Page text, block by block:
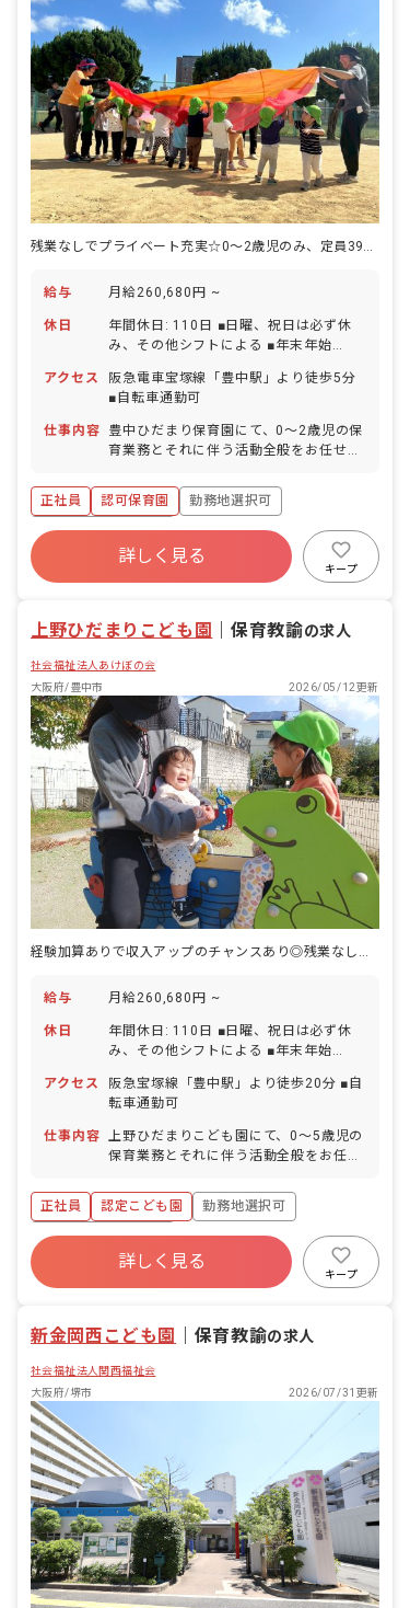
残業なしでプライベート充実☆0～2歳児のみ、定員39名の保育園
給与 月給260,680円 ~
休日
年間休日: 110日 ■日曜、祝日は必ず休
み、その他シフトによる ■年末年始
付与／1時間単位で取得可／5日以上の連
休取得可） ■産前産後・育児休暇（復帰
率80％） ■介護・看護休暇 ■慶弔休暇
アクセス
阪急電車宝塚線「豊中駅」より徒歩5分
■自転車通勤可
仕事内容
豊中ひだまり保育園にて、0〜2歳児の保
育業務とそれに伴う活動全般をお任せし
正社員
認可保育園
勤務地選択可
ボーナス・賞与あり
寮・住宅・家賃補助あり
社会保険完備
昇給昇進あり
詳しく見る
キープ
上野ひだまりこども園 ｜保育教諭の求人
社会福祉法人あけぼの会
大阪府/豊中市
2026/05/12更新
経験加算ありで収入アップのチャンスあり◎残業なし・住宅補助制度あり！
給与 月給260,680円 ~
休日
年間休日: 110日 ■日曜、祝日は必ず休
み、その他シフトによる ■年末年始
付与／1時間単位で取得可／5日以上の連
休取得可） ■産前産後・育児休暇 ■介
護・看護休暇 ■慶弔休暇
アクセス
阪急宝塚線「豊中駅」より徒歩20分 ■自
転車通勤可
仕事内容 上野ひだまりこども園にて、0〜5歳児の
保育業務とそれに伴う活動全般をお任せ
正社員
認定こども園
勤務地選択可
ボーナス・賞与あり
寮・住宅・家賃補助あり
社会保険完備
昇給昇進あり
詳しく見る
キープ
新金岡西こども園 保育教諭の求人
社会福祉法人関西福祉会
大阪府/堺市
2026/07/31更新